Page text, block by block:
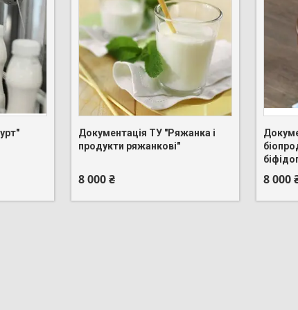
Документація ТУ "Ряжанка і
продукти ряжанкові"
8 000 ₴
+380 (95) 275-88-83
8 000
+380